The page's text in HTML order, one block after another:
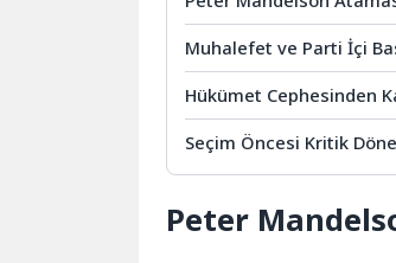
Muhalefet ve Parti İçi
Hükümet Cephesinden
Seçim Öncesi Kritik
Peter